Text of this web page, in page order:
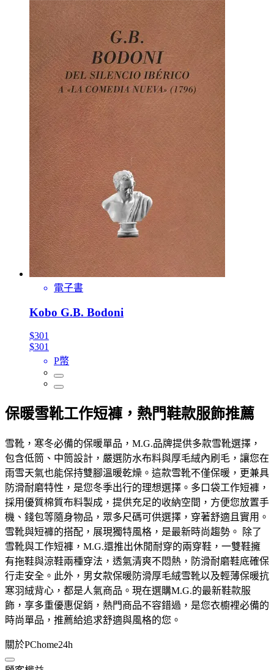
電子書
Kobo G.B. Bodoni
$301
$301
P幣
保暖雪靴工作短褲，熱門鞋款服飾推薦
雪靴，寒冬必備的保暖單品，M.G.品牌提供多款雪靴選擇，
包含低筒、中筒設計，嚴選防水布料與厚毛絨內刷毛，讓您在
雨雪天氣也能保持雙腳溫暖乾燥。這款雪靴不僅保暖，更兼具
防滑耐磨特性，是您冬季出行的理想選擇。多口袋工作短褲，
採用優質棉質布料製成，提供充足的收納空間，方便您放置手
機、錢包等隨身物品，眾多尺碼可供選擇，穿著舒適且實用。
雪靴與短褲的搭配，展現獨特風格，是最新時尚趨勢。 除了
雪靴與工作短褲，M.G.還推出休閒耐穿的兩穿鞋，一雙鞋擁
有拖鞋與涼鞋兩種穿法，透氣清爽不悶熱，防滑耐磨鞋底確保
行走安全。此外，男女款保暖防滑厚毛絨雪靴以及輕薄保暖抗
寒羽絨背心，都是人氣商品。現在選購M.G.的最新鞋款服
飾，享多重優惠促銷，熱門商品不容錯過，是您衣櫥裡必備的
時尚單品，推薦給追求舒適與風格的您。
關於PChome24h